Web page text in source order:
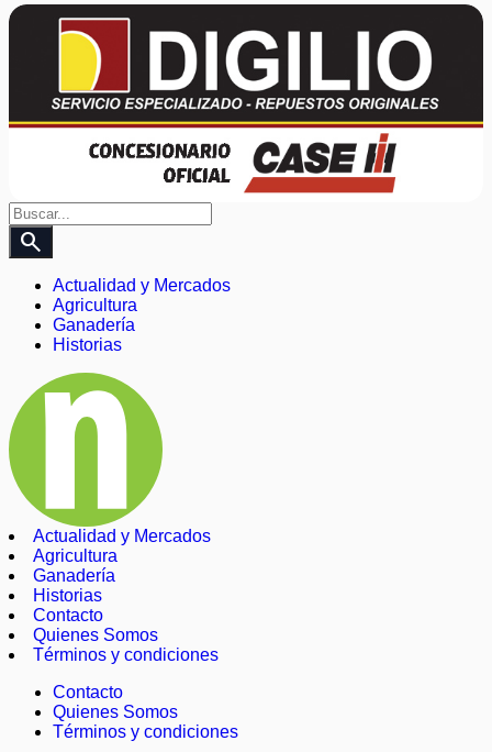
search
Actualidad y Mercados
Agricultura
Ganadería
Historias
Actualidad y Mercados
Agricultura
Ganadería
Historias
Contacto
Quienes Somos
Términos y condiciones
Contacto
Quienes Somos
Términos y condiciones